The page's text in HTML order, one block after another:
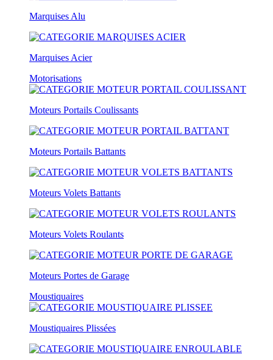
Marquises Alu
Marquises Acier
Motorisations
Moteurs Portails Coulissants
Moteurs Portails Battants
Moteurs Volets Battants
Moteurs Volets Roulants
Moteurs Portes de Garage
Moustiquaires
Moustiquaires Plissées